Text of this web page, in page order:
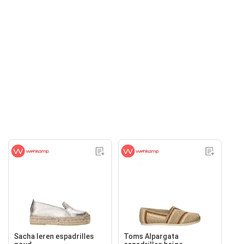
Sacha leren espadrilles
Toms Alpargata